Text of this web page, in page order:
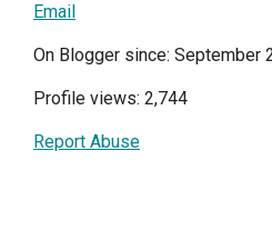
Email
On Blogger since: September
Profile views: 2,744
Report Abuse